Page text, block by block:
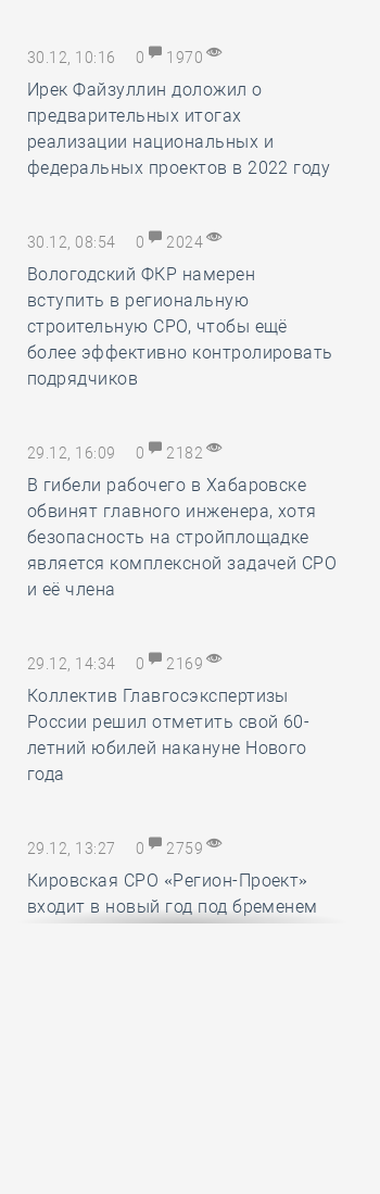
30.12, 10:16 0 1970
Ирек Файзуллин доложил о
предварительных итогах
реализации национальных и
федеральных проектов в 2022 году
30.12, 08:54 0 2024
Вологодский ФКР намерен
вступить в региональную
строительную СРО, чтобы ещё
более эффективно контролировать
подрядчиков
29.12, 16:09 0 2182
В гибели рабочего в Хабаровске
обвинят главного инженера, хотя
безопасность на стройплощадке
является комплексной задачей СРО
и её члена
29.12, 14:34 0 2169
Коллектив Главгосэкспертизы
России решил отметить свой 60-
летний юбилей накануне Нового
года
29.12, 13:27 0 2759
Кировская СРО «Регион-Проект»
входит в новый год под бременем